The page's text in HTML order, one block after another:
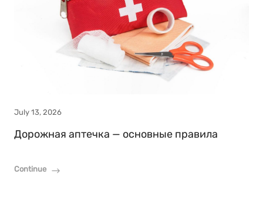
July 13, 2026
Дорожная аптечка — основные правила
Continue